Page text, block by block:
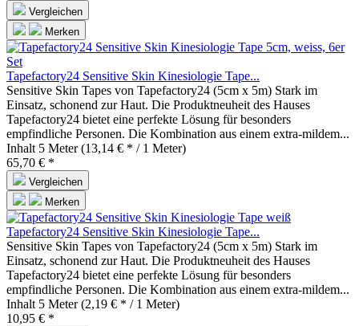
Vergleichen
Merken
Tapefactory24 Sensitive Skin Kinesiologie Tape...
Sensitive Skin Tapes von Tapefactory24 (5cm x 5m) Stark im
Einsatz, schonend zur Haut. Die Produktneuheit des Hauses
Tapefactory24 bietet eine perfekte Lösung für besonders
empfindliche Personen. Die Kombination aus einem extra-mildem...
Inhalt 5 Meter(13,14 € * / 1 Meter)
65,70 € *
Vergleichen
Merken
Tapefactory24 Sensitive Skin Kinesiologie Tape...
Sensitive Skin Tapes von Tapefactory24 (5cm x 5m) Stark im
Einsatz, schonend zur Haut. Die Produktneuheit des Hauses
Tapefactory24 bietet eine perfekte Lösung für besonders
empfindliche Personen. Die Kombination aus einem extra-mildem...
Inhalt 5 Meter(2,19 € * / 1 Meter)
10,95 € *